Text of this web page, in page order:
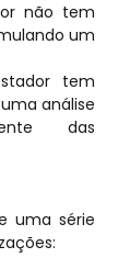
não tem
um
tem
análise
das
uma série